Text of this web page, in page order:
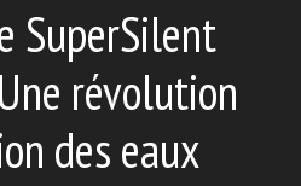
SuperSilent
révolution
des eaux